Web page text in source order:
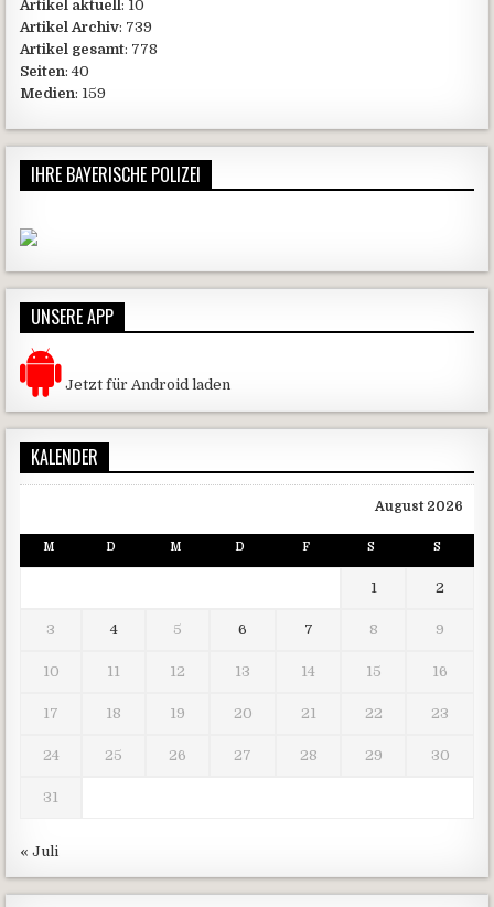
Artikel aktuell: 10
Artikel Archiv: 739
Artikel gesamt: 778
Seiten: 40
Medien: 159
IHRE BAYERISCHE POLIZEI
UNSERE APP
Jetzt für Android laden
KALENDER
August 2026
M D M D F S S
1 2
3 4 5 6 7 8 9
10 11 12 13 14 15 16
17 18 19 20 21 22 23
24 25 26 27 28 29 30
31
« Juli